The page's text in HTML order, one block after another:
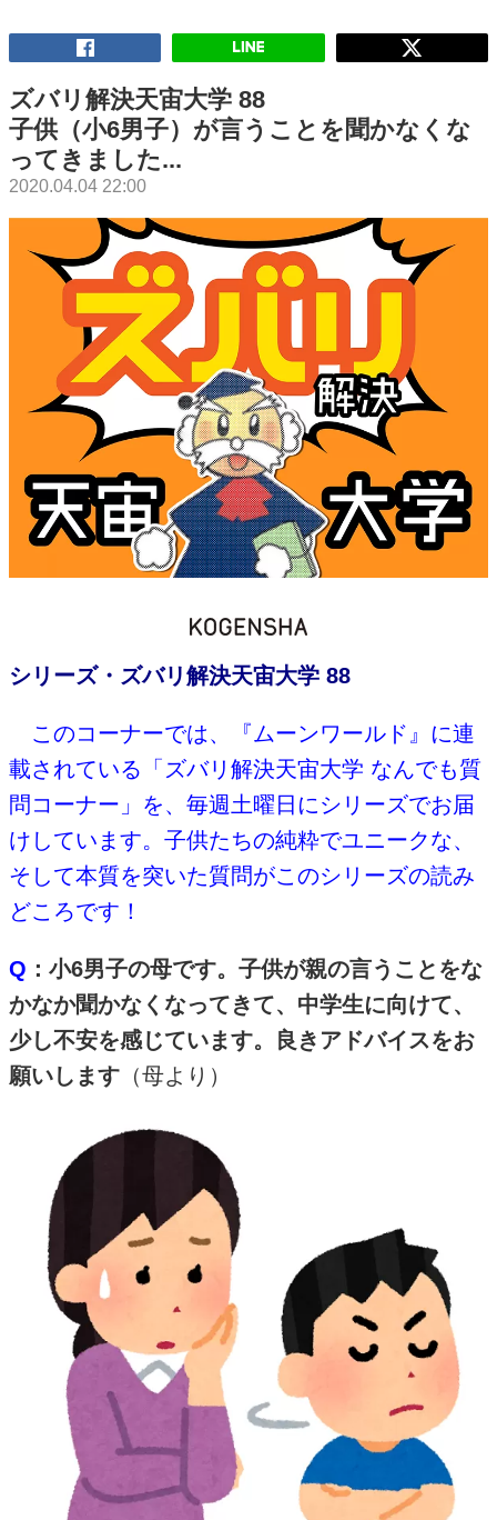
ズバリ解決天宙大学 88
子供（小6男子）が言うことを聞かなくな
ってきました...
2020.04.04 22:00
シリーズ・ズバリ解決天宙大学 88
このコーナーでは、『ムーンワールド』に連
載されている「ズバリ解決天宙大学 なんでも質
問コーナー」を、毎週土曜日にシリーズでお届
けしています。子供たちの純粋でユニークな、
そして本質を突いた質問がこのシリーズの読み
どころです！
Q ：小6男子の母です。子供が親の言うことをな
かなか聞かなくなってきて、中学生に向けて、
少し不安を感じています。良きアドバイスをお
願いします （母より）